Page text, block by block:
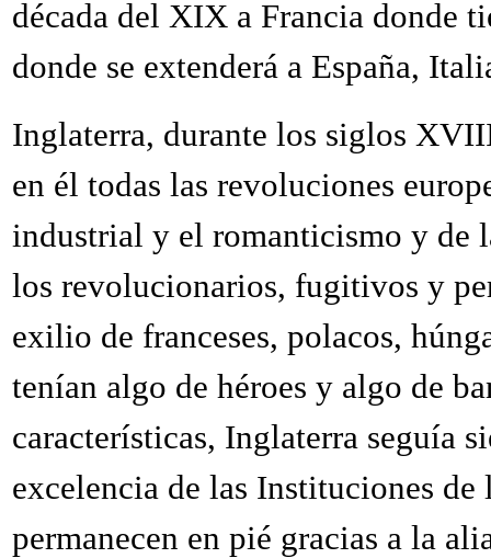
década del XIX a Francia donde
donde se extenderá a España,
Inglaterra, durante los siglos
en él todas las revoluciones
industrial y el romanticismo y de
los revolucionarios, fugitivos y
exilio de franceses, polacos,
tenían algo de héroes y algo de
características, Inglaterra seguía
excelencia de las Instituciones
permanecen en pié gracias a la